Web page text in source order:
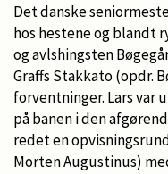
Det danske
hos hestene og blandt
og avlshingsten
Graffs Stakkato (opdr.
forventninger. Lars var
på banen i den
redet en
Morten Augustinus)